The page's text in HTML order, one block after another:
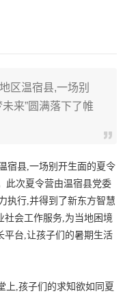
区温宿县,一场别
来”圆满落下了帷
宿县,一场别开生面的夏令
此次夏令营由温宿县党委
执行,并得到了新东方智慧
社会工作服务,为当地困境
平台,让孩子们的暑期生活
上,孩子们的求知欲如同夏